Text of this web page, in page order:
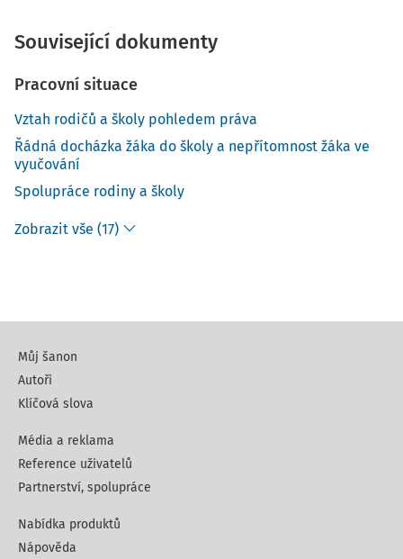
Související dokumenty
Pracovní situace
Vztah rodičů a školy pohledem práva
Řádná docházka žáka do školy a nepřítomnost žáka ve
vyučování
Spolupráce rodiny a školy
Zobrazit vše (17)
Můj šanon
Autoři
Klíčová slova
Média a reklama
Reference uživatelů
Partnerství, spolupráce
Nabídka produktů
Nápověda